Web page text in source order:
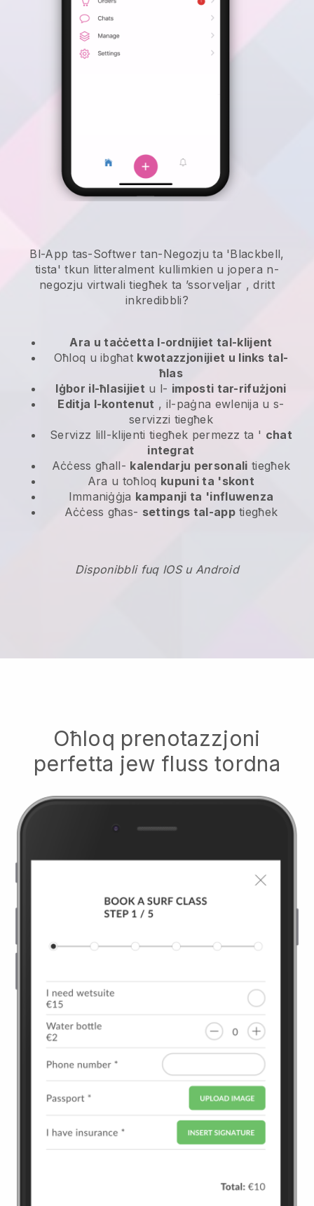
Bl-App tas-Softwer tan-Negozju ta 'Blackbell,
tista' tkun litteralment kullimkien ujopera n-
negozju virtwali tiegħek ta ’ssorveljar , dritt
inkredibbli?
Ara u taċċetta l-ordnijiet tal-klijent
Oħloq u ibgħat kwotazzjonijiet u links tal-
ħlas
Iġbor il-ħlasijiet u l- imposti tar-rifużjoni
Editja l-kontenut , il-paġna ewlenija u s-
servizzi tiegħek
Servizz lill-klijenti tiegħek permezz ta ' chat
integrat
Aċċess għall- kalendarju personali tiegħek
Ara u toħloq kupuni ta 'skont
Immaniġġja kampanji ta 'influwenza
Aċċess għas- settings tal-apptiegħek
Disponibbli fuq IOS u Android
Oħloq prenotazzjoni
perfetta jew fluss tordna